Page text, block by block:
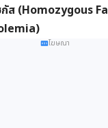
กัส (Homozygous
โฆษณา